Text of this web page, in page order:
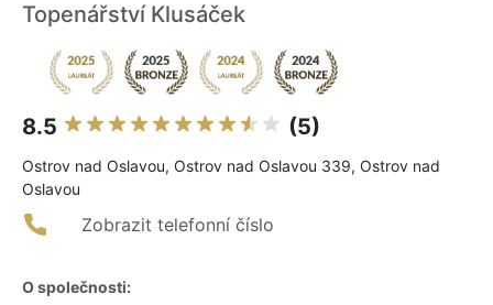
Topenářství Klusáček
8.5 (5)
Ostrov nad Oslavou, Ostrov nad Oslavou 339, Ostrov nad
Oslavou
Zobrazit telefonní číslo
O společnosti: